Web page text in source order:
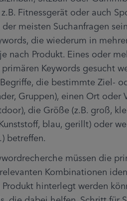
Fitnessgerät oder auch
meisten Suchanfragen
die wiederum in
nach Produkt. Eines oder
Keywords gesucht
die bestimmte Ziel-
Gruppen), einen Ort oder
die Größe (z.B. groß,
blau, gerillt) oder
betreffen.
müssen die
Kombinationen
hinterlegt werden